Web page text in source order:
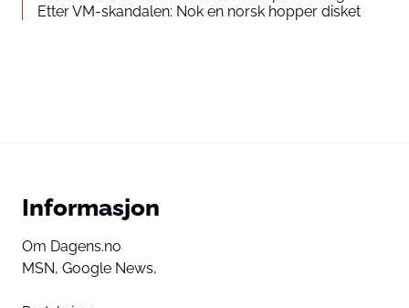
Etter VM-skandalen: Nok en norsk hopper disket
Informasjon
Om Dagens.no
MSN, Google News,